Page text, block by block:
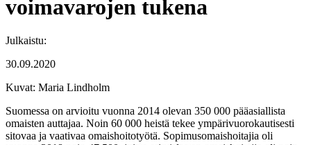
voimavarojen tukena
Julkaistu:
30.09.2020
Kuvat: Maria Lindholm
Suomessa on arvioitu vuonna 2014 olevan 350 000 pääasiallista
omaisten auttajaa. Noin 60 000 heistä tekee ympärivuorokautisesti
sitovaa ja vaativaa omaishoitotyötä. Sopimusomaishoitajia oli